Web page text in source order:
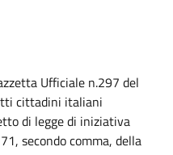
Ufficiale n.297 del
cittadini italiani
di legge di iniziativa
secondo comma, della